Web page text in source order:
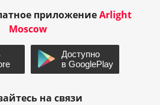
приложениеArlight
Moscow
на связи